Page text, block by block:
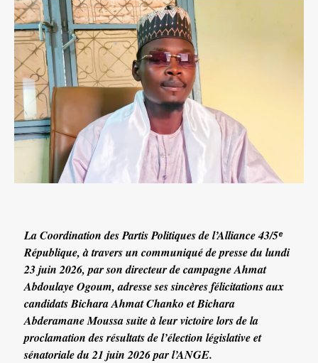
La Coordination des Partis Politiques de l’Alliance 43/5ᵉ
République, à travers un communiqué de presse du lundi
23 juin 2026, par son directeur de campagne Ahmat
Abdoulaye Ogoum, adresse ses sincères félicitations aux
candidats Bichara Ahmat Chanko et Bichara
Abderamane Moussa suite à leur victoire lors de la
proclamation des résultats de l’élection législative et
sénatoriale du 21 juin 2026 par l’ANGE.